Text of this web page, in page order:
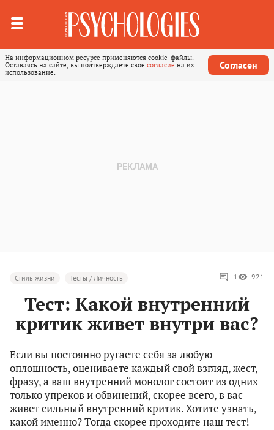
На информационном ресурсе применяются cookie-файлы.
Оставаясь на сайте, вы подтверждаете свое согласие на их
использование.
Согласен
Стиль жизни Тесты / Личность 1 921
Тест: Какой внутренний
критик живет внутри вас?
Если вы постоянно ругаете себя за любую
оплошность, оцениваете каждый свой взгляд, жест,
фразу, а ваш внутренний монолог состоит из одних
только упреков и обвинений, скорее всего, в вас
живет сильный внутренний критик. Хотите узнать,
какой именно? Тогда скорее проходите наш тест!